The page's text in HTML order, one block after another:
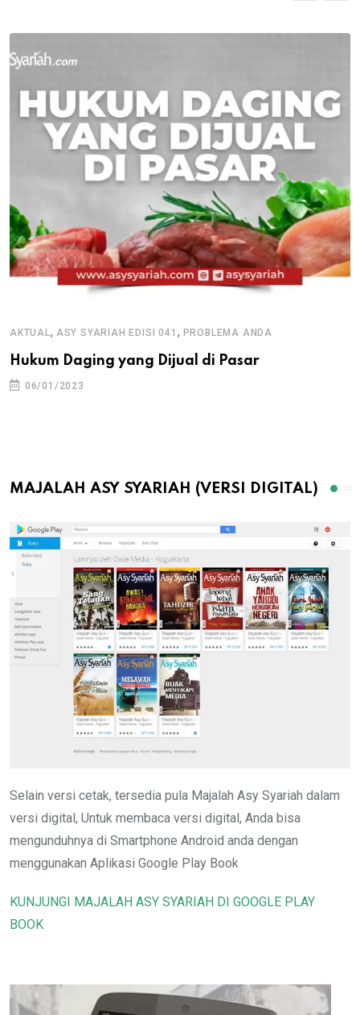
AKTUAL , ASY SYARIAH EDISI 041 , PROBLEMA ANDA
Hukum Daging yang Dijual di Pasar
06/01/2023
MAJALAH ASY SYARIAH (VERSI DIGITAL)
Selain versi cetak, tersedia pula Majalah Asy Syariah dalam
versi digital, Untuk membaca versi digital, Anda bisa
mengunduhnya di Smartphone Android anda dengan
menggunakan Aplikasi Google Play Book
KUNJUNGI MAJALAH ASY SYARIAH DI GOOGLE PLAY
BOOK